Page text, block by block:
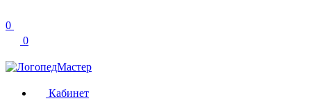
0
0
Кабинет